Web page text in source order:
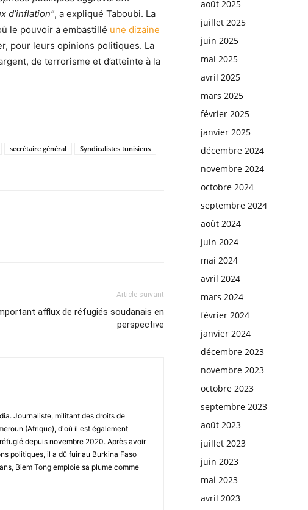
d’inflation”, a expliqué Taboubi. La
le pouvoir a embastillé une dizaine
pour leurs opinions politiques. La
de terrorisme et d’atteinte à la
secrétaire général
Syndicalistes tunisiens
Article suivant
afflux de réfugiés soudanais en
perspective
Journaliste, militant des droits de
(Afrique), d'où il est également
depuis novembre 2020. Après avoir
politiques, il a dû fuir au Burkina Faso
Biem Tong emploie sa plume comme
août 2025
juillet 2025
juin 2025
mai 2025
avril 2025
mars 2025
février 2025
janvier 2025
décembre 2024
novembre 2024
octobre 2024
septembre 2024
août 2024
juin 2024
mai 2024
avril 2024
mars 2024
février 2024
janvier 2024
décembre 2023
novembre 2023
octobre 2023
septembre 2023
août 2023
juillet 2023
juin 2023
mai 2023
avril 2023